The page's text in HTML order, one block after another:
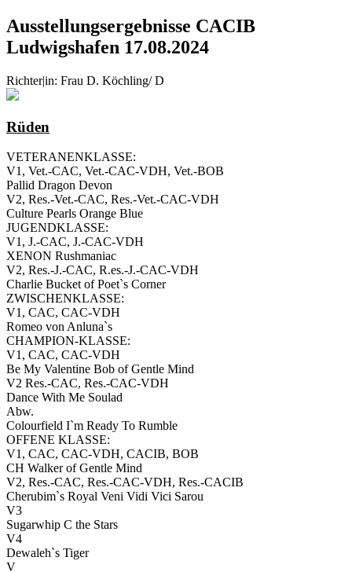
Ausstellungsergebnisse CACIB
Ludwigshafen 17.08.2024
Richter|in: Frau D. Köchling/ D
Rüden
VETERANENKLASSE:
V1, Vet.-CAC, Vet.-CAC-VDH, Vet.-BOB
Pallid Dragon Devon
V2, Res.-Vet.-CAC, Res.-Vet.-CAC-VDH
Culture Pearls Orange Blue
JUGENDKLASSE:
V1, J.-CAC, J.-CAC-VDH
XENON Rushmaniac
V2, Res.-J.-CAC, R.es.-J.-CAC-VDH
Charlie Bucket of Poet`s Corner
ZWISCHENKLASSE:
V1, CAC, CAC-VDH
Romeo von Anluna`s
CHAMPION-KLASSE:
V1, CAC, CAC-VDH
Be My Valentine Bob of Gentle Mind
V2 Res.-CAC, Res.-CAC-VDH
Dance With Me Soulad
Abw.
Colourfield I`m Ready To Rumble
OFFENE KLASSE:
V1, CAC, CAC-VDH, CACIB, BOB
CH Walker of Gentle Mind
V2, Res.-CAC, Res.-CAC-VDH, Res.-CACIB
Cherubim`s Royal Veni Vidi Vici Sarou
V3
Sugarwhip C the Stars
V4
Dewaleh`s Tiger
V